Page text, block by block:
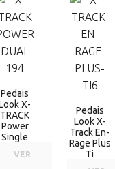
Pedais
X-
TRACK
Power
Single
VER
Pedais
Look X-
Track En-
Rage Plus
Ti